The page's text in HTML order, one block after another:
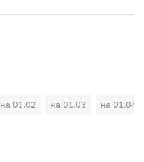
на 01.02 на 01.03 на 01.04